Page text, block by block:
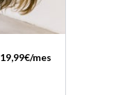
19,99€/mes